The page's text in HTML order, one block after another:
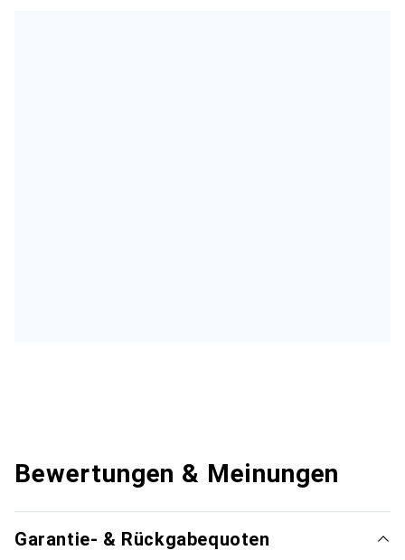
Bewertungen & Meinungen
Garantie- & Rückgabequoten